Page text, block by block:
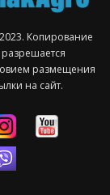
Копирование
размещения
на сайт.